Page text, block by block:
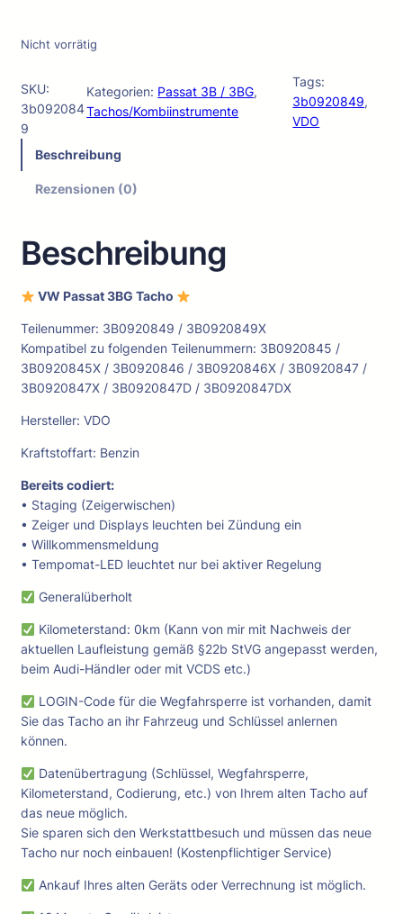
Nicht vorrätig
SKU:
3b092084
9
Kategorien: Passat 3B / 3BG
Tachos/Kombiinstrumente
Tags:
3b0920849
VDO
Beschreibung
Rezensionen (0)
Beschreibung
VW Passat 3BG Tacho
Teilenummer: 3B0920849 / 3B0920849X
Kompatibel zu folgenden Teilenummern: 3B0920845 /
3B0920845X / 3B0920846 / 3B0920846X / 3B0920847 /
3B0920847X / 3B0920847D / 3B0920847DX
Hersteller: VDO
Kraftstoffart: Benzin
Bereits codiert:
• Staging (Zeigerwischen)
• Zeiger und Displays leuchten bei Zündung ein
• Willkommensmeldung
• Tempomat-LED leuchtet nur bei aktiver Regelung
Generalüberholt
Kilometerstand: 0km (Kann von mir mit Nachweis der
aktuellen Laufleistung gemäß §22b StVG angepasst werden,
beim Audi-Händler oder mit VCDS etc.)
LOGIN-Code für die Wegfahrsperre ist vorhanden, damit
Sie das Tacho an ihr Fahrzeug und Schlüssel anlernen
können.
Datenübertragung (Schlüssel, Wegfahrsperre,
Kilometerstand, Codierung, etc.) von Ihrem alten Tacho auf
das neue möglich.
Sie sparen sich den Werkstattbesuch und müssen das neue
Tacho nur noch einbauen! (Kostenpflichtiger Service)
Ankauf Ihres alten Geräts oder Verrechnung ist möglich.